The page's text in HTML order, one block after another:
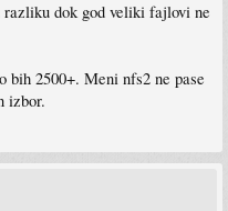
dok god veliki fajlovi ne
bih 2500+. Meni nfs2 ne pase
izbor.